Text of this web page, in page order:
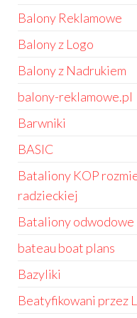
Balony Reklamowe
Balony z Logo
Balony z Nadrukiem
balony-reklamowe.pl
Barwniki
BASIC
Bataliony KOP
radzieckiej
Bataliony odwodowe
bateau boat plans
Bazyliki
Beatyfikowani przez